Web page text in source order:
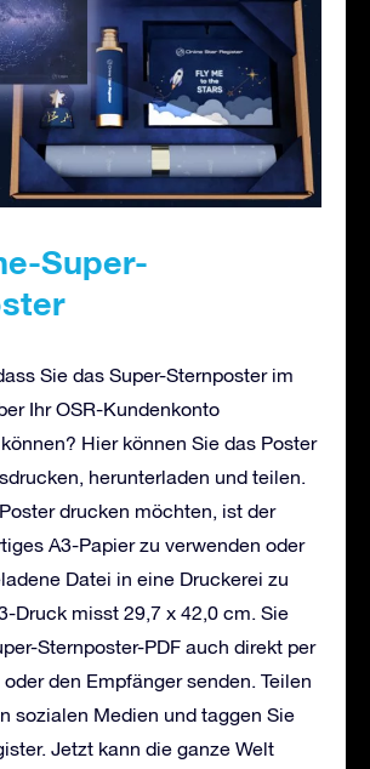
Super-
Sie das Super-Sternposter im
Ihr OSR-Kundenkonto
Hier können Sie das Poster
herunterladen und teilen.
drucken möchten, ist der
A3-Papier zu verwenden oder
Datei in eine Druckerei zu
Druck misst 29,7 x 42,0 cm. Sie
Sternposter-PDF auch direkt per
den Empfänger senden. Teilen
sozialen Medien und taggen Sie
Jetzt kann die ganze Welt